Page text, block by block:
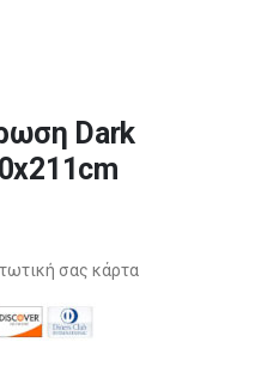
Dark
σας κάρτα